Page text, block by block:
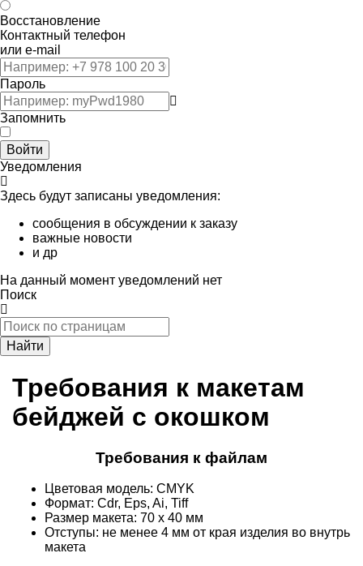
Восстановление
Контактный телефон
или e-mail
Пароль
Запомнить
Войти
Уведомления
Здесь будут записаны уведомления:
сообщения в обсуждении к заказу
важные новости
и др
На данный момент уведомлений нет
Поиск
Найти
Требования к макетам
бейджей с окошком
Требования к файлам
Цветовая модель: CMYK
Формат: Cdr, Eps, Ai, Tiff
Размер макета: 70 х 40 мм
Отступы: не менее 4 мм от края изделия во внутрь
макета